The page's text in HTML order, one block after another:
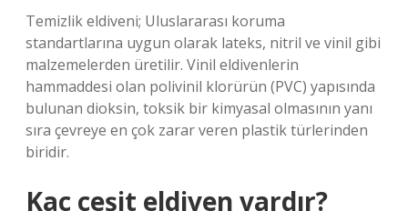
Temizlik eldiveni; Uluslararası koruma
standartlarına uygun olarak lateks, nitril ve vinil gibi
malzemelerden üretilir. Vinil eldivenlerin
hammaddesi olan polivinil klorürün (PVC) yapısında
bulunan dioksin, toksik bir kimyasal olmasının yanı
sıra çevreye en çok zarar veren plastik türlerinden
biridir.
Kaç çeşit eldiven vardır?